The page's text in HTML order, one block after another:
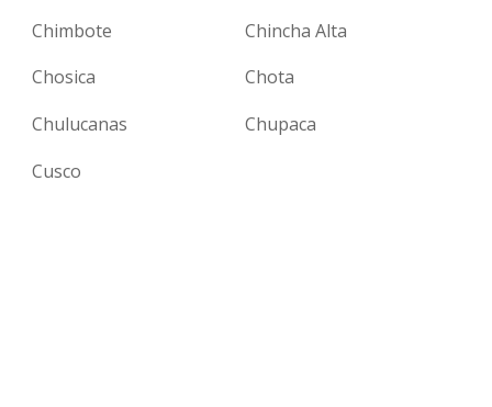
Chimbote
Chincha Alta
Chosica
Chota
Chulucanas
Chupaca
Cusco